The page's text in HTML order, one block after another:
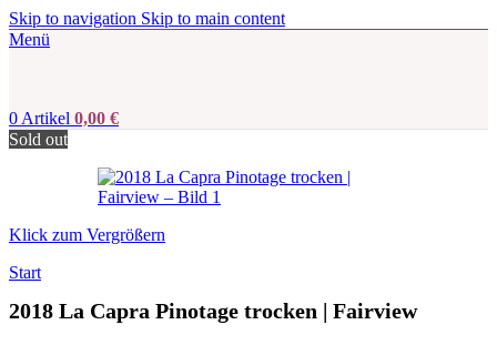
Skip to navigation Skip to main content
Menü
0 Artikel 0,00 €
Sold out
Klick zum Vergrößern
Start
2018 La Capra Pinotage trocken | Fairview